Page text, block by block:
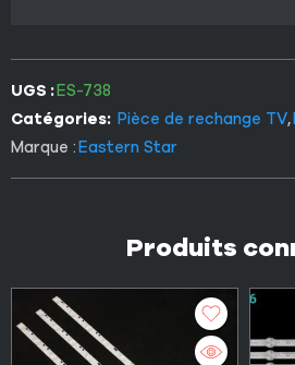
UGS :ES-738
Catégories: Pièce de rechange TV,
Marque :Eastern Star
Produits